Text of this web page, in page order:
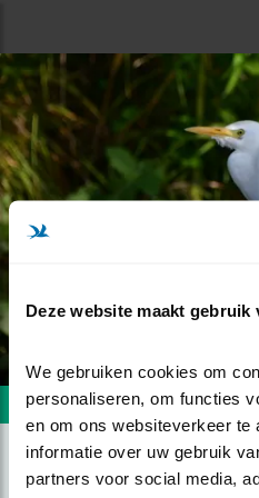
Deze website maakt gebruik
We gebruiken cookies om
personaliseren, om functies
en om ons websiteverkeer te
informatie over uw gebruik
partners voor social media,
Volgende foto